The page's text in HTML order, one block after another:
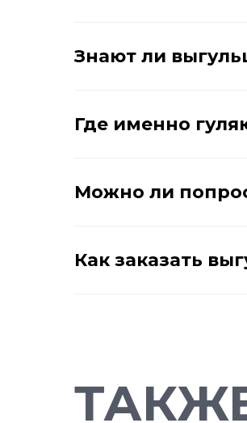
Знают ли
Где именно
Можно ли
Как заказать